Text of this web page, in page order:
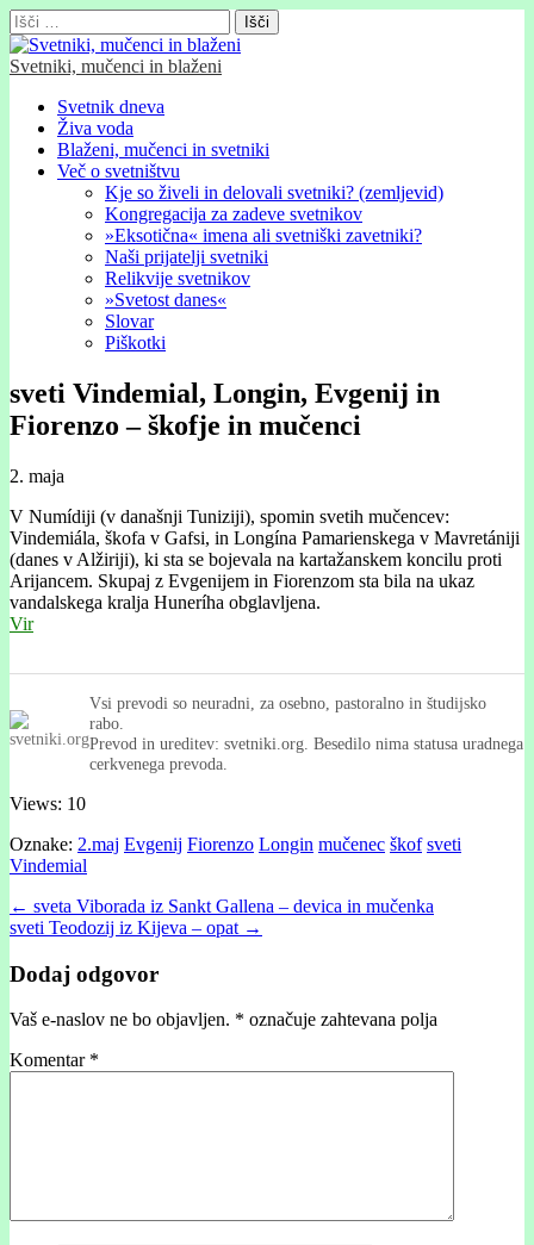
Išči:
Svetniki, mučenci in blaženi
Glavni
meni
Skip
content
Svetnik dneva
Živa voda
Blaženi, mučenci in svetniki
Več o svetništvu
Kje so živeli in delovali svetniki? (zemljevid)
Kongregacija za zadeve svetnikov
»Eksotična« imena ali svetniški zavetniki?
Naši prijatelji svetniki
Relikvije svetnikov
»Svetost danes«
Slovar
Piškotki
sveti Vindemial, Longin, Evgenij in
Fiorenzo – škofje in mučenci
2. maja
V Numídiji (v današnji Tuniziji), spomin svetih mučencev:
Vindemiála, škofa v Gafsi, in Longína Pamarienskega v Mavretániji
(danes v Alžiriji), ki sta se bojevala na kartažanskem koncilu proti
Arijancem. Skupaj z Evgenijem in Fiorenzom sta bila na ukaz
vandalskega kralja Huneríha obglavljena.
Vir
Vsi prevodi so neuradni, za osebno, pastoralno in študijsko
rabo.
Prevod in ureditev: svetniki.org. Besedilo nima statusa uradnega
cerkvenega prevoda.
Views: 10
Oznake: 2.maj Evgenij Fiorenzo Longin mučenec škof sveti
Vindemial
Post
navigation
← sveta Viborada iz Sankt Gallena – devica in mučenka
sveti Teodozij iz Kijeva – opat →
Dodaj odgovor
Vaš e-naslov ne bo objavljen. * označuje zahtevana polja
Komentar *